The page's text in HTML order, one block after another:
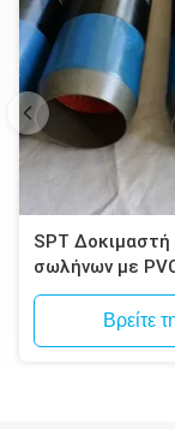
SPT
σωλήνων με
δοκιμή εδάφους
Βρείτε